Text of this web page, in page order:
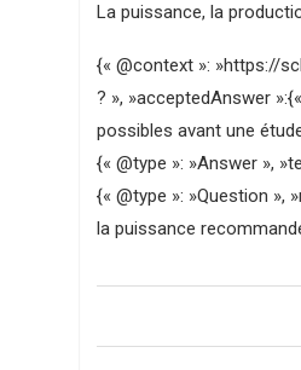
La puissance, la
{« @context »: »https://
? », »acceptedAnswer
possibles avant une
{« @type »: »Answer »,
{« @type »: »Question »,
la puissance